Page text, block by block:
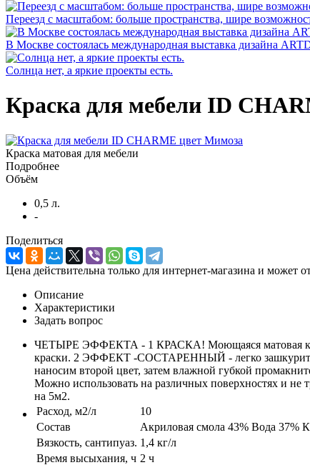
Переезд с масштабом: больше пространства, шире
В Москве состоялась международная выставка дизайна
Солнца нет, а яркие проекты есть.
Краска для мебели ID
Краска матовая для мебели
Подробнее
Объём
0,5 л.
-
Поделиться
Цена действительна только для интернет-магазина и может
Описание
Характеристики
Задать вопрос
ЧЕТЫРЕ ЭФФЕКТА - 1 КРАСКА! Моющаяся матовая
краски. 2 ЭФФЕКТ -СОСТАРЕННЫЙ - легко зашкурите
наносим второй цвет, затем влажной губкой
Можно использовать на различных поверхностях и не
на 5м2.
Расход, м2/л
10
Cостав
Акриловая смола 43% Вода 37%
Вязкость, сантипуаз. 1,4 кг/л
Время высыхания, ч 2 ч